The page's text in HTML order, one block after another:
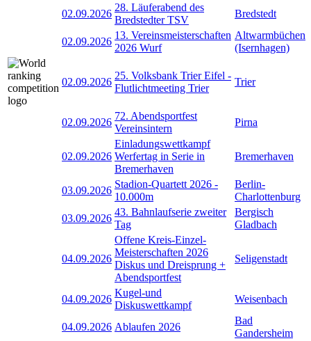
02.09.2026
28. Läuferabend des
Bredstedter TSV
Bredstedt
02.09.2026
13. Vereinsmeisterschaften
2026 Wurf
Altwarmbüchen
(Isernhagen)
02.09.2026
25. Volksbank Trier Eifel -
Flutlichtmeeting Trier
Trier
02.09.2026
72. Abendsportfest
Vereinsintern
Pirna
02.09.2026
Einladungswettkampf
Werfertag in Serie in
Bremerhaven
Bremerhaven
03.09.2026
Stadion-Quartett 2026 -
10.000m
Berlin-
Charlottenburg
03.09.2026
43. Bahnlaufserie zweiter
Tag
Bergisch
Gladbach
04.09.2026
Offene Kreis-Einzel-
Meisterschaften 2026
Diskus und Dreisprung +
Abendsportfest
Seligenstadt
04.09.2026
Kugel-und
Diskuswettkampf
Weisenbach
04.09.2026 Ablaufen 2026
Bad
Gandersheim